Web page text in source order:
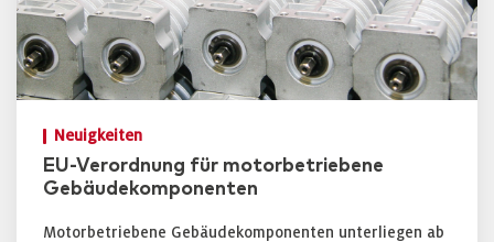
Neuigkeiten
EU-Verordnung für motorbetriebene
Gebäudekomponenten
Motorbetriebene Gebäudekomponenten unterliegen ab